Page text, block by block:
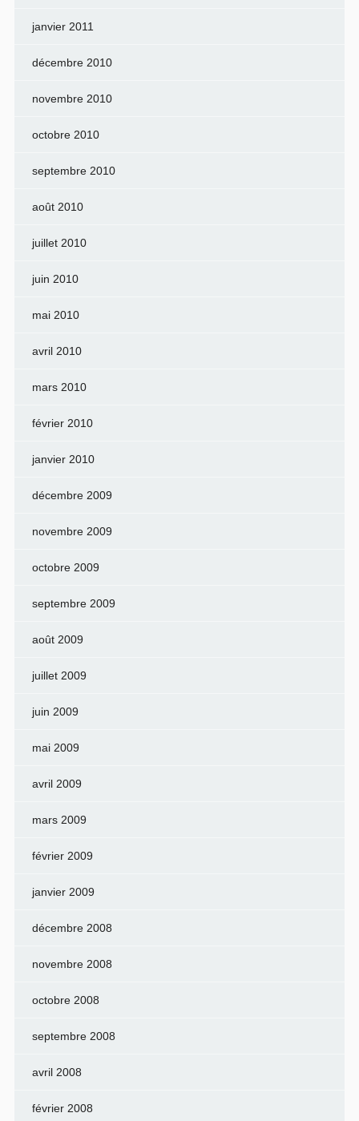
janvier 2011
décembre 2010
novembre 2010
octobre 2010
septembre 2010
août 2010
juillet 2010
juin 2010
mai 2010
avril 2010
mars 2010
février 2010
janvier 2010
décembre 2009
novembre 2009
octobre 2009
septembre 2009
août 2009
juillet 2009
juin 2009
mai 2009
avril 2009
mars 2009
février 2009
janvier 2009
décembre 2008
novembre 2008
octobre 2008
septembre 2008
avril 2008
février 2008